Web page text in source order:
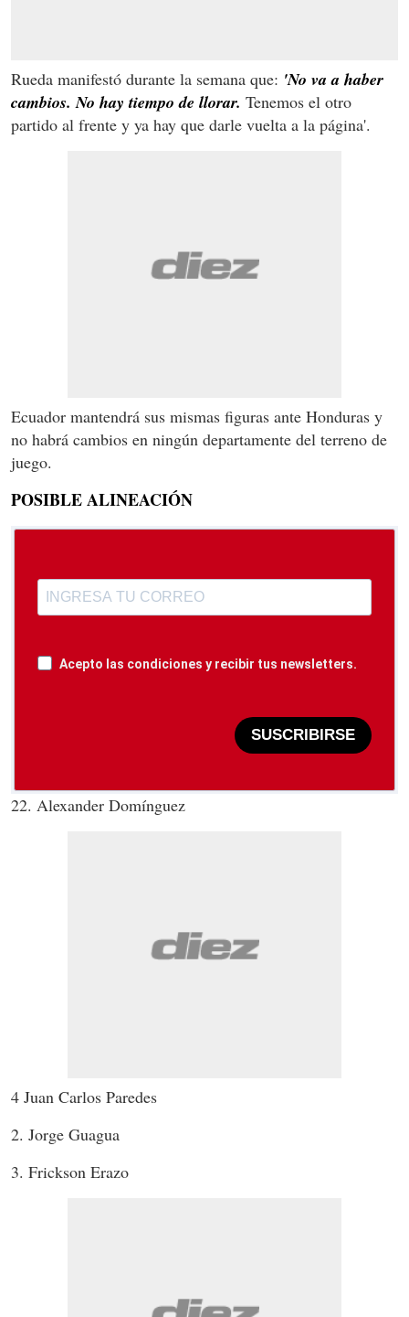
Rueda manifestó durante la semana que: 'No va a haber
cambios. No hay tiempo de llorar. Tenemos el otro
partido al frente y ya hay que darle vuelta a la página'.
Ecuador mantendrá sus mismas figuras ante Honduras y
no habrá cambios en ningún departamente del terreno de
juego.
POSIBLE ALINEACIÓN
Acepto las condiciones y recibir tus newsletters.
SUSCRIBIRSE
22. Alexander Domínguez
4 Juan Carlos Paredes
2. Jorge Guagua
3. Frickson Erazo